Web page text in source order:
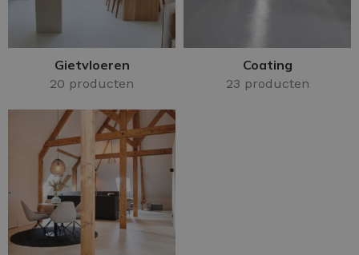
Gietvloeren
20 producten
Coating
23 producten